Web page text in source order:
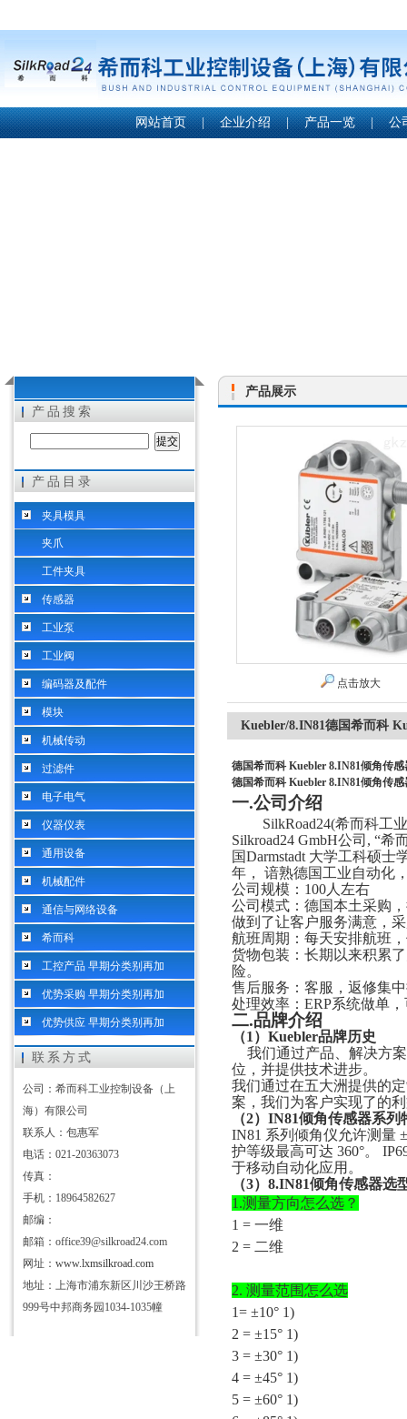
希而科工业控制设备（上海）有限公司
网站首页 | 企业介绍 | 产品一览 | 公
产品搜索
产品目录
夹具模具
夹爪
工件夹具
传感器
工业泵
工业阀
编码器及配件
模块
机械传动
过滤件
电子电气
仪器仪表
通用设备
机械配件
通信与网络设备
希而科
工控产品 早期分类别再加
优势采购 早期分类别再加
优势供应 早期分类别再加
联系方式
公司：希而科工业控制设备（上
海）有限公司
联系人：包惠军
电话：021-20363073
传真：
手机：18964582627
邮编：
邮箱：office39@silkroad24.com
网址： www.lxmsilkroad.com
地址：上海市浦东新区川沙王桥路
999号中邦商务园1034-1035幢
产品展示
点击放大
Kuebler/8.IN81德国希而科
德国希而科 Kuebler 8.IN81倾角传感
德国希而科 Kuebler 8.IN81倾角传感
一.公司介绍
SilkRoad24(希而科工
Silkroad24 GmbH公司, “
国Darmstadt 大学工科硕士
年， 谙熟德国工业自动化
公司规模： 100人左右
公司模式：德国本土采购
做到了让客户服务满意，
航班周期：每天安排航班
货物包装：长期以来积累
险。
售后服务：客服，返修集
处理效率： ERP系统做单
二.品牌介绍
（1） Kuebler品牌历史
我们通过产品、解决方
位，并提供技术进步。
我们通过在五大洲提供的
案，我们为客户实现了的
（2） IN81倾角传感器系列
IN81 系列倾角仪允许测量
护等级最高可达 360°。
于移动自动化应用。
（3） 8.IN81倾角传感器选
1.测量方向怎么选？
1 = 一维
2 = 二维
2. 测量范围怎么选
1= ±10° 1)
2 = ±15° 1)
3 = ±30° 1)
4 = ±45° 1)
5 = ±60° 1)